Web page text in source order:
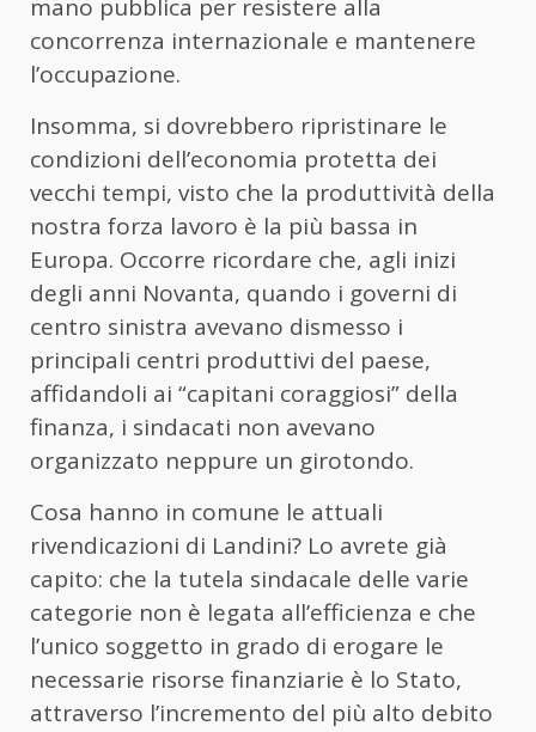
mano pubblica per resistere alla
concorrenza internazionale e mantenere
l’occupazione.
Insomma, si dovrebbero ripristinare le
condizioni dell’economia protetta dei
vecchi tempi, visto che la produttività della
nostra forza lavoro è la più bassa in
Europa. Occorre ricordare che, agli inizi
degli anni Novanta, quando i governi di
centro sinistra avevano dismesso i
principali centri produttivi del paese,
affidandoli ai “capitani coraggiosi” della
finanza, i sindacati non avevano
organizzato neppure un girotondo.
Cosa hanno in comune le attuali
rivendicazioni di Landini? Lo avrete già
capito: che la tutela sindacale delle varie
categorie non è legata all’efficienza e che
l’unico soggetto in grado di erogare le
necessarie risorse finanziarie è lo Stato,
attraverso l’incremento del più alto debito